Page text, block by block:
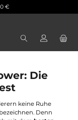
100 €
Die
keine Ruhe